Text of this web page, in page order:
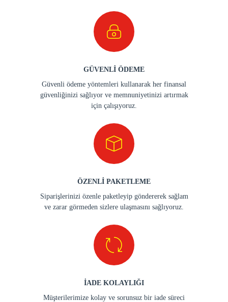
GÜVENLİ ÖDEME
Güvenli ödeme yöntemleri kullanarak her finansal
güvenliğinizi sağlıyor ve memnuniyetinizi artırmak
için çalışıyoruz.
ÖZENLİ PAKETLEME
Siparişlerinizi özenle paketleyip göndererek sağlam
ve zarar görmeden sizlere ulaşmasını sağlıyoruz.
İADE KOLAYLIĞI
Müşterilerimize kolay ve sorunsuz bir iade süreci